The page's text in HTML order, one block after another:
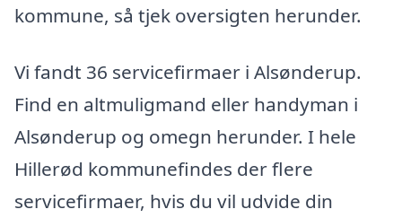
kommune, så tjek oversigten herunder.
Vi fandt 36 servicefirmaer i Alsønderup.
Find en altmuligmand eller handyman i
Alsønderup og omegn herunder. I hele
Hillerød kommunefindes der flere
servicefirmaer, hvis du vil udvide din